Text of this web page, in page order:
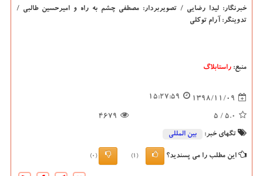
خبرنگار: لیدا رضایی / تصویربردار: مصطفی چشم به راه و امیرحسین طالبی /
تدوینگر: آرام توكلی
منبع: راستابلاگ
1398/11/09
15:27:59
5.0
/ 5
4679
تگهای خبر: بین المللی
این مطلب را می پسندید؟ (1)
(0)